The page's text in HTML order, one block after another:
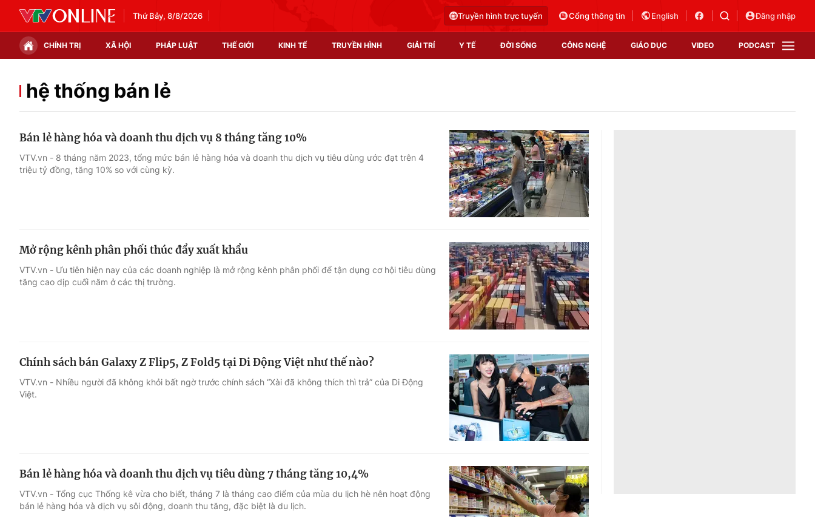
Thứ Bảy, 8/8/2026 Truyền hình trực tuyến Cổng thông tin English Đăng nhập
CHÍNH TRỊ XÃ HỘI PHÁP LUẬT THẾ GIỚI KINH TẾ TRUYỀN HÌNH GIẢI TRÍ Y TẾ ĐỜI SỐNG CÔNG NGHỆ GIÁO DỤC VIDEO PODCAST
Chính trị
Thế giới đó đây
Thị trường
Video
Shorts video
Podcast
EMagazine
Photo
Infographic
Góc ảnh
Điện ảnh
Âm nhạc
Sao
Làm đẹp
Tuyển sinh
Học trực tuyến
Công nghệ
Hitech Công nghệ tương lai
Sản phẩm
Thị trường
Tư vấn
VTV Sức khoẻ
hệ thống bán lẻ
Bán lẻ hàng hóa và doanh thu dịch vụ 8 tháng tăng 10%
VTV.vn - 8 tháng năm 2023, tổng mức bán lẻ hàng hóa và doanh thu dịch vụ tiêu dùng ước đạt trên 4
triệu tỷ đồng, tăng 10% so với cùng kỳ.
Mở rộng kênh phân phối thúc đẩy xuất khẩu
VTV.vn - Ưu tiên hiện nay của các doanh nghiệp là mở rộng kênh phân phối để tận dụng cơ hội tiêu dùng
tăng cao dịp cuối năm ở các thị trường.
Chính sách bán Galaxy Z Flip5, Z Fold5 tại Di Động Việt như thế nào?
VTV.vn - Nhiều người đã không khỏi bất ngờ trước chính sách “Xài đã không thích thì trả” của Di Động
Việt.
Bán lẻ hàng hóa và doanh thu dịch vụ tiêu dùng 7 tháng tăng 10,4%
VTV.vn - Tổng cục Thống kê vừa cho biết, tháng 7 là tháng cao điểm của mùa du lịch hè nên hoạt động
bán lẻ hàng hóa và dịch vụ sôi động, doanh thu tăng, đặc biệt là du lịch.